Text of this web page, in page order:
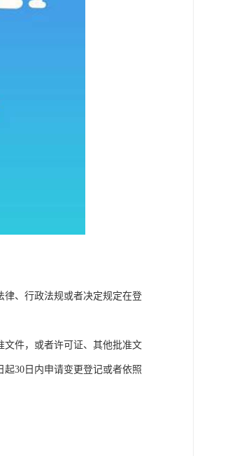
律、行政法规或者决定规定在登
文件，或者许可证、其他批准文
30日内申请变更登记或者依照